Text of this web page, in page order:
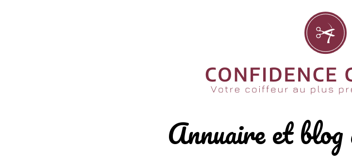
Annuaire et